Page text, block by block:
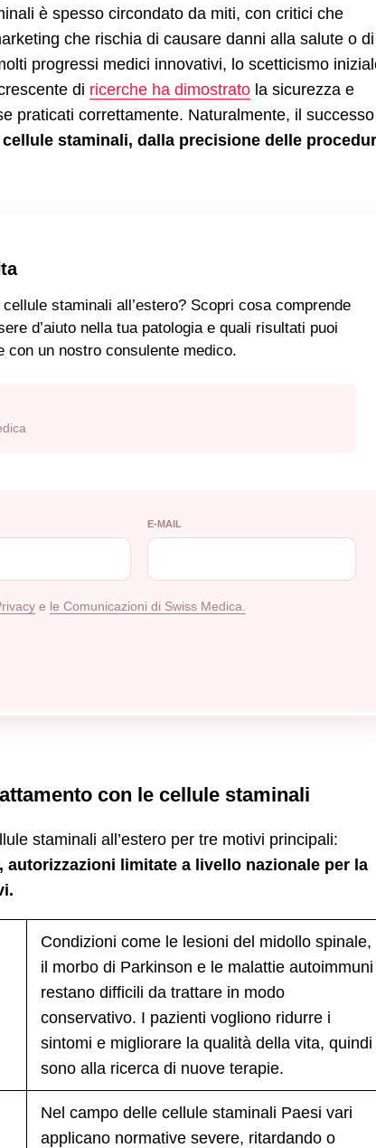
è spesso circondato da miti, con critici che
che rischia di causare danni alla salute o di
progressi medici innovativi, lo scetticismo
di ricerche ha dimostrato la sicurezza e
praticati correttamente. Naturalmente, il successo
staminali, dalla precisione delle
staminali all’estero? Scopri cosa comprende
d’aiuto nella tua patologia e quali risultati puoi
con un nostro consulente medico.
E-MAIL
e le Comunicazioni di Swiss Medica.
con le cellule staminali
staminali all’estero per tre motivi principali:
limitate a livello nazionale per la
Condizioni come le lesioni del midollo spinale,
il morbo di Parkinson e le malattie autoimmuni
restano difficili da trattare in modo
conservativo. I pazienti vogliono ridurre i
sintomi e migliorare la qualità della vita, quindi
sono alla ricerca di nuove terapie.
Nel campo delle cellule staminali Paesi vari
applicano normative severe, ritardando o